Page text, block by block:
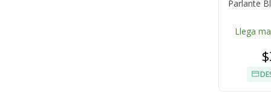
Parlante
Llega